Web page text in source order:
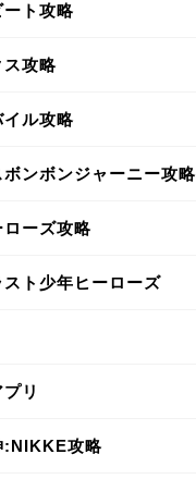
ート攻略
ス攻略
イル攻略
ボンボンジャーニー攻略
ーズ攻略
スト少年ヒーローズ
リ
:NIKKE攻略